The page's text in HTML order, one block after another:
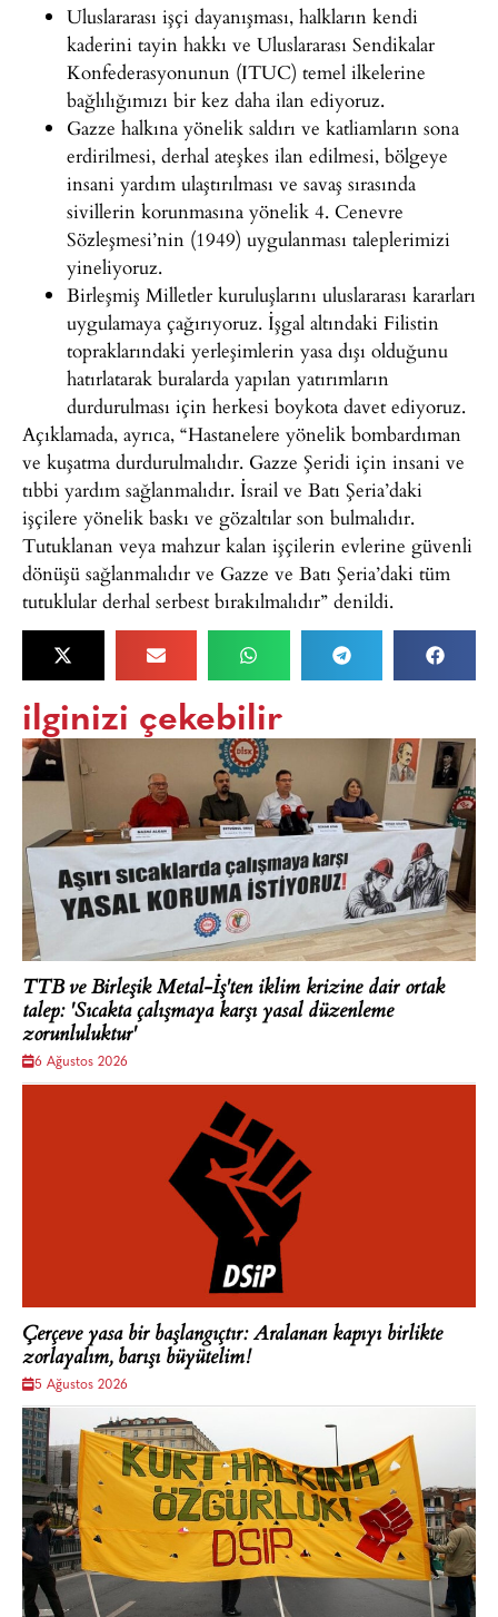
Uluslararası işçi dayanışması, halkların kendi
kaderini tayin hakkı ve Uluslararası Sendikalar
Konfederasyonunun (ITUC) temel ilkelerine
bağlılığımızı bir kez daha ilan ediyoruz.
Gazze halkına yönelik saldırı ve katliamların sona
erdirilmesi, derhal ateşkes ilan edilmesi, bölgeye
insani yardım ulaştırılması ve savaş sırasında
sivillerin korunmasına yönelik 4. Cenevre
Sözleşmesi’nin (1949) uygulanması taleplerimizi
yineliyoruz.
Birleşmiş Milletler kuruluşlarını uluslararası kararları
uygulamaya çağırıyoruz. İşgal altındaki Filistin
topraklarındaki yerleşimlerin yasa dışı olduğunu
hatırlatarak buralarda yapılan yatırımların
durdurulması için herkesi boykota davet ediyoruz.
Açıklamada, ayrıca, “Hastanelere yönelik bombardıman
ve kuşatma durdurulmalıdır. Gazze Şeridi için insani ve
tıbbi yardım sağlanmalıdır. İsrail ve Batı Şeria’daki
işçilere yönelik baskı ve gözaltılar son bulmalıdır.
Tutuklanan veya mahzur kalan işçilerin evlerine güvenli
dönüşü sağlanmalıdır ve Gazze ve Batı Şeria’daki tüm
tutuklular derhal serbest bırakılmalıdır” denildi.
ilginizi çekebilir
TTB ve Birleşik Metal-İş'ten iklim krizine dair ortak
talep: 'Sıcakta çalışmaya karşı yasal düzenleme
zorunluluktur'
6 Ağustos 2026
Çerçeve yasa bir başlangıçtır: Aralanan kapıyı birlikte
zorlayalım, barışı büyütelim!
5 Ağustos 2026